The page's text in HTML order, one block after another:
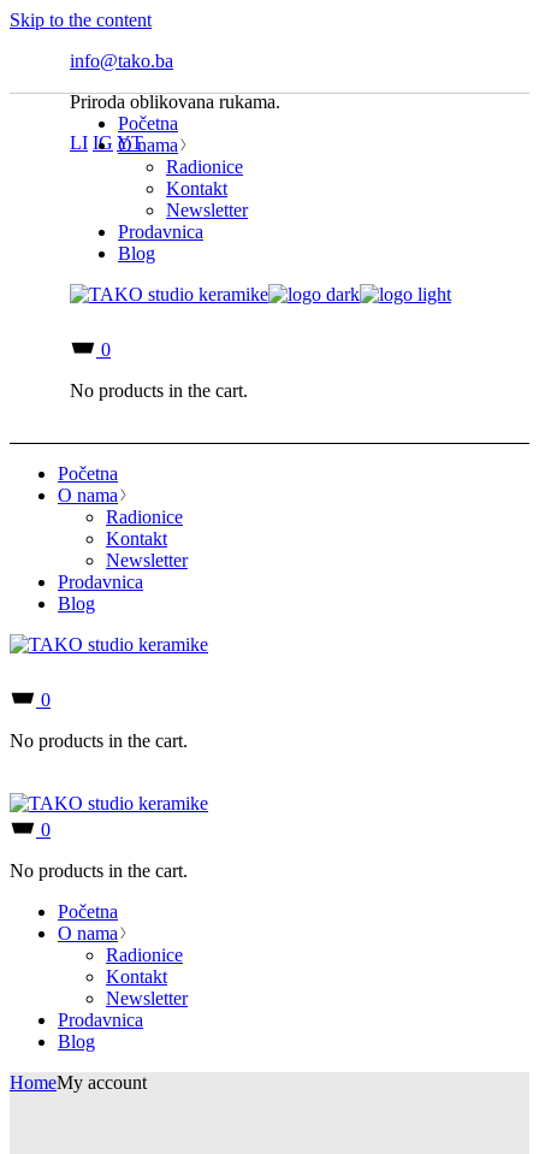
Skip to the content
info@tako.ba
Priroda oblikovana rukama.
LI IG YT
Početna
O nama
Radionice
Kontakt
Newsletter
Prodavnica
Blog
0
No products in the cart.
Početna
O nama
Radionice
Kontakt
Newsletter
Prodavnica
Blog
0
No products in the cart.
0
No products in the cart.
Početna
O nama
Radionice
Kontakt
Newsletter
Prodavnica
Blog
HomeMy account